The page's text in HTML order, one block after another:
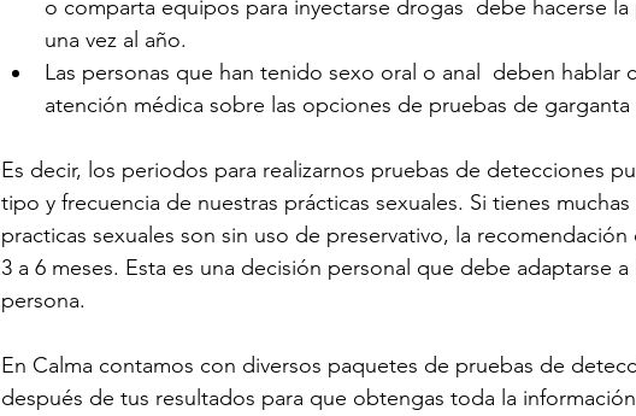
o comparta equipos para inyectarse drogas  debe hacerse
una vez al año.
Las personas que han tenido sexo oral o anal  deben hablar
atención médica sobre las opciones de pruebas de garganta
Es decir, los periodos para realizarnos pruebas de detecciones
tipo y frecuencia de nuestras prácticas sexuales. Si tienes muchas
practicas sexuales son sin uso de preservativo, la
3 a 6 meses. Esta es una decisión personal que debe adaptarse
persona.
En Calma contamos con diversos paquetes de pruebas de
después de tus resultados para que obtengas toda la